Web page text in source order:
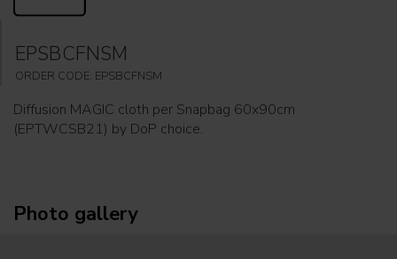
EPSBCFNSM
ORDER CODE: EPSBCFNSM
Diffusion MAGIC cloth per Snapbag 60x90cm
(EPTWCSB21) by DoP choice.
Photo gallery